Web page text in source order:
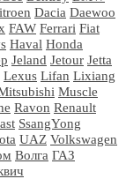
Dacia Daewoo
FAW Ferrari Fiat
Haval Honda
Jeland Jetour Jetta
Lexus Lifan Lixiang
Muscle
Ravon Renault
SsangYong
UAZ Volkswagen
Волга ГАЗ